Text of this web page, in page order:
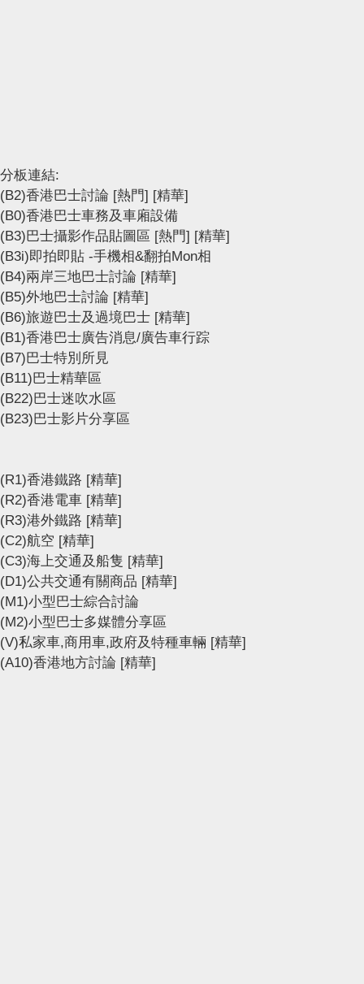
分板連結:
(B2)香港巴士討論 [熱門] [精華]
(B0)香港巴士車務及車廂設備
(B3)巴士攝影作品貼圖區 [熱門] [精華]
(B3i)即拍即貼 -手機相&翻拍Mon相
(B4)兩岸三地巴士討論 [精華]
(B5)外地巴士討論 [精華]
(B6)旅遊巴士及過境巴士 [精華]
(B1)香港巴士廣告消息/廣告車行踪
(B7)巴士特別所見
(B11)巴士精華區
(B22)巴士迷吹水區
(B23)巴士影片分享區
(R1)香港鐵路 [精華]
(R2)香港電車 [精華]
(R3)港外鐵路 [精華]
(C2)航空 [精華]
(C3)海上交通及船隻 [精華]
(D1)公共交通有關商品 [精華]
(M1)小型巴士綜合討論
(M2)小型巴士多媒體分享區
(V)私家車,商用車,政府及特種車輛 [精華]
(A10)香港地方討論 [精華]